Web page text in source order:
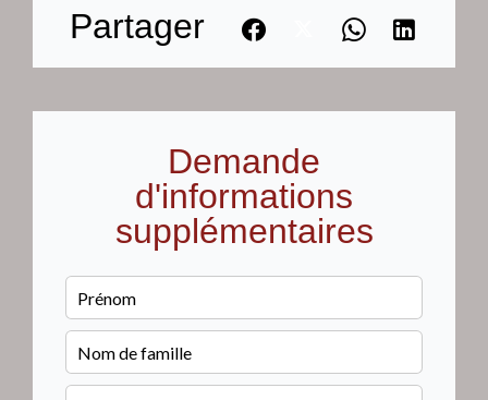
Partager
Demande
d'informations
supplémentaires